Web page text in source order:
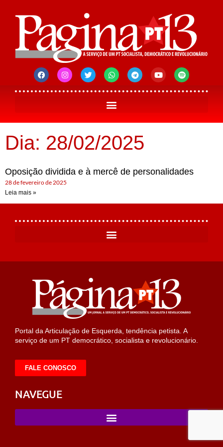
Dia: 28/02/2025
Oposição dividida e à mercê de personalidades
28 de fevereiro de 2025
Leia mais »
Portal da Articulação de Esquerda, tendência petista. A
serviço de um PT democrático, socialista e revolucionário.
FALE CONOSCO
NAVEGUE